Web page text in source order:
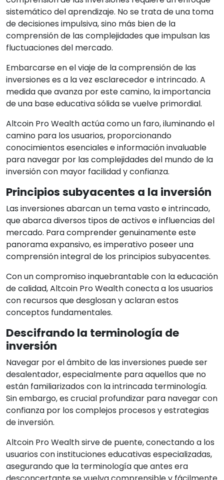
sistemático del aprendizaje. No se trata de una toma
de decisiones impulsiva, sino más bien de la
comprensión de las complejidades que impulsan las
fluctuaciones del mercado.
Embarcarse en el viaje de la comprensión de las
inversiones es a la vez esclarecedor e intrincado. A
medida que avanza por este camino, la importancia
de una base educativa sólida se vuelve primordial.
Altcoin Pro Wealth actúa como un faro, iluminando el
camino para los usuarios, proporcionando
conocimientos esenciales e información invaluable
para navegar por las complejidades del mundo de la
inversión con mayor facilidad y confianza.
Principios subyacentes a la inversión
Las inversiones abarcan un tema vasto e intrincado,
que abarca diversos tipos de activos e influencias del
mercado. Para comprender genuinamente este
panorama expansivo, es imperativo poseer una
comprensión integral de los principios subyacentes.
Con un compromiso inquebrantable con la educación
de calidad, Altcoin Pro Wealth conecta a los usuarios
con recursos que desglosan y aclaran estos
conceptos fundamentales.
Descifrando la terminología de
inversión
Navegar por el ámbito de las inversiones puede ser
desalentador, especialmente para aquellos que no
están familiarizados con la intrincada terminología.
Sin embargo, es crucial profundizar para navegar con
confianza por los complejos procesos y estrategias
de inversión.
Altcoin Pro Wealth sirve de puente, conectando a los
usuarios con instituciones educativas especializadas,
asegurando que la terminología que antes era